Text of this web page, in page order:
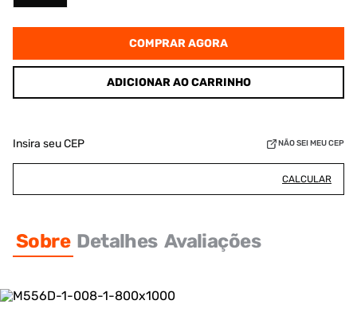
COMPRAR AGORA
ADICIONAR AO CARRINHO
Insira seu CEP NÃO SEI MEU CEP
CALCULAR
Sobre Detalhes Avaliações